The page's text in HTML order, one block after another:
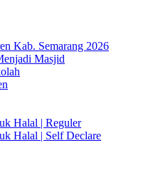
Kab. Semarang 2026
Masjid
Halal | Reguler
Halal | Self Declare